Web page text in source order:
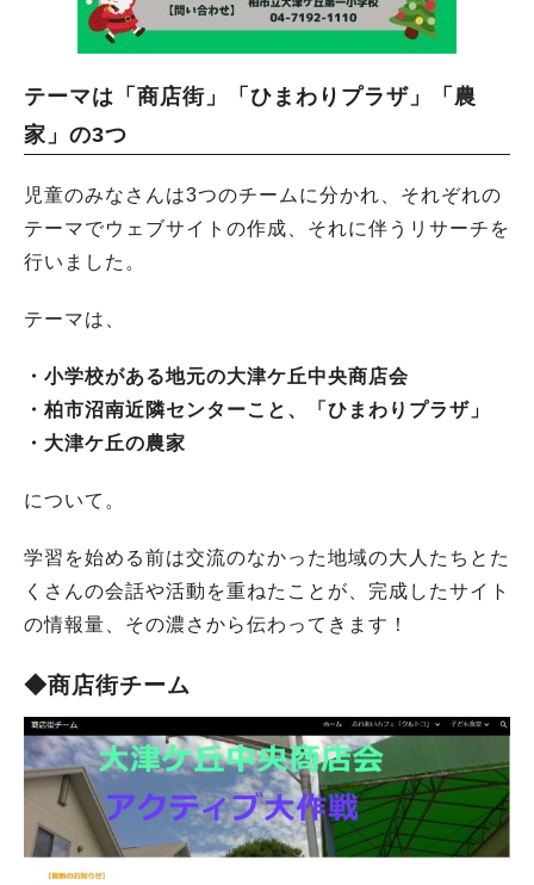
テーマは「商店街」「ひまわりプラザ」「農
家」の3つ
児童のみなさんは3つのチームに分かれ、それぞれの
テーマでウェブサイトの作成、それに伴うリサーチを
行いました。
テーマは、
・小学校がある地元の大津ケ丘中央商店会
・柏市沼南近隣センターこと、「ひまわりプラザ」
・大津ケ丘の農家
について。
学習を始める前は交流のなかった地域の大人たちとた
くさんの会話や活動を重ねたことが、完成したサイト
の情報量、その濃さから伝わってきます！
◆商店街チーム